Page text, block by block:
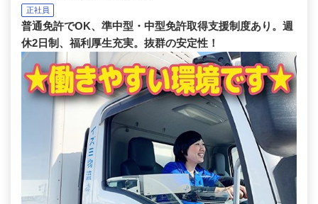
正社員
普通免許でOK、準中型・中型免許取得支援制度あり。週
休2日制、福利厚生充実。抜群の安定性！